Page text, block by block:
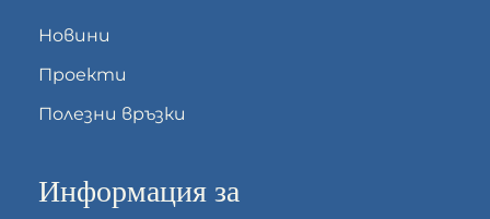
Новини
Проекти
Полезни връзки
Информация за